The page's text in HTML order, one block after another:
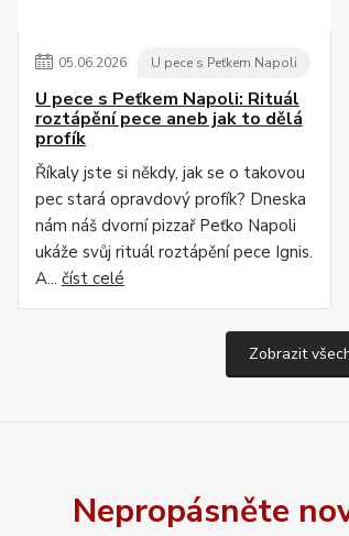
05.06.2026 U pece s Peťkem Napoli
U pece s Peťkem Napoli: Rituál
roztápění pece aneb jak to dělá
profík
Říkaly jste si někdy, jak se o takovou
pec stará opravdový profík? Dneska
nám náš dvorní pizzař Peťko Napoli
ukáže svůj rituál roztápění pece Ignis.
A... číst celé
Zobrazit
Nepropásněte